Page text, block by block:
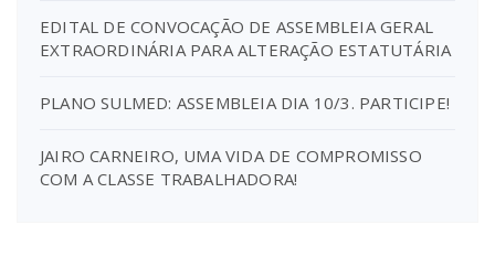
EDITAL DE CONVOCAÇÃO DE ASSEMBLEIA GERAL
EXTRAORDINÁRIA PARA ALTERAÇÃO ESTATUTÁRIA
PLANO SULMED: ASSEMBLEIA DIA 10/3. PARTICIPE!
JAIRO CARNEIRO, UMA VIDA DE COMPROMISSO
COM A CLASSE TRABALHADORA!